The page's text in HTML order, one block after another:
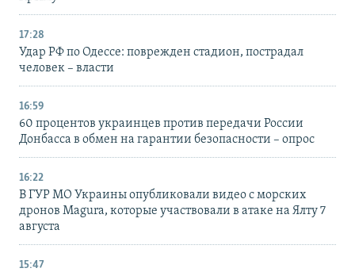
17:28
Удар РФ по Одессе: поврежден стадион, пострадал
человек – власти
16:59
60 процентов украинцев против передачи России
Донбасса в обмен на гарантии безопасности – опрос
16:22
В ГУР МО Украины опубликовали видео с морских
дронов Magura, которые участвовали в атаке на Ялту 7
августа
15:47